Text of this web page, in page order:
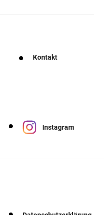
Kontakt
Instagram